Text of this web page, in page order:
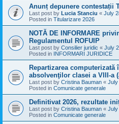
Anunț depunere contestații
Last post by Lucia Stanciu « July
Posted in Titularizare 2026
NOTĂ DE INFORMARE
Regulamentul ROFUIP
Last post by Consilier juridic « July
Posted in INFORMARI JURIDICE
Repartizarea
absolvenţilor clasei a VIII-a
Last post by Cristina Bauman « July
Posted in Comunicate generale
Definitivat 2026, rezultate
Last post by Cristina Bauman « July
Posted in Comunicate generale